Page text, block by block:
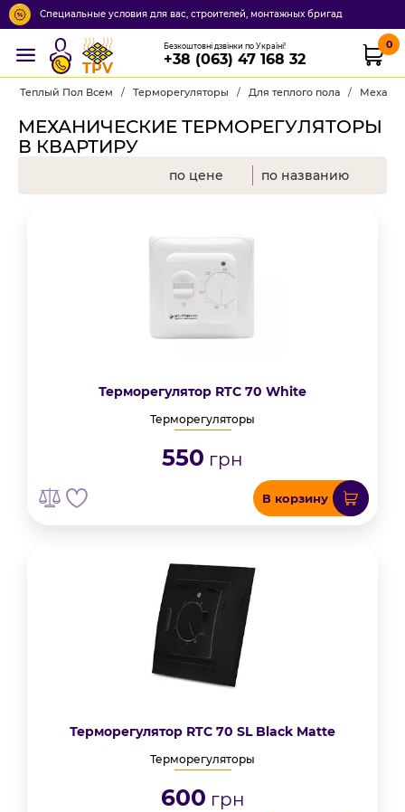
Специальные условия для вас, строителей, монтажных бригад
TPV
Безкоштовні дзвінки по Україні!
+38 (063) 47 168 32
0
Теплый Пол Всем / Терморегуляторы / Для теплого пола /
МЕХАНИЧЕСКИЕ ТЕРМОРЕГУЛЯТОРЫ
В КВАРТИРУ
по цене по названию
Терморегулятор RTC 70 White
Терморегуляторы
550 грн
В корзину
Терморегулятор RTC 70 SL Black Matte
Терморегуляторы
600 грн